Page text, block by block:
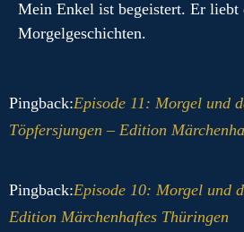
Mein Enkel ist begeistert. Er liebt
Morgelgeschichten.
Pingback:Episode 11: Morgel und
Töpfersjungen – Edition
Pingback:Episode 10: Morgel und
Edition Märchenhaftes Thüringen